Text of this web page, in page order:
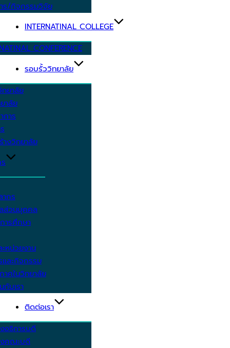
ร/กิจกรรมวิจัย
INTERNATINAL COLLEGE
CONFERENCE
รอบรั้ววิทยาลัย
ทยาลัย
าลัย
การ
างวิทยาลัย
กร
ส่วนบุคคล
ารศึกษา
หน่วยงาน
และกิจกรรม
าศในวิทยาลัย
กับเรา
ติดต่อเรา
อธิการบดี
คณะบดี